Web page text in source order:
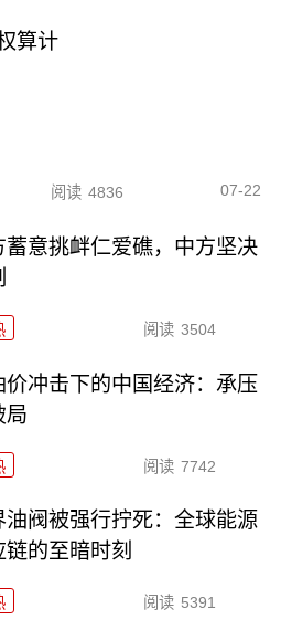
算计
阅读 4836 07-22
蓄意挑衅仁爱礁，中方坚决
阅读 3504
价冲击下的中国经济：承压
局
阅读 7742
油阀被强行拧死：全球能源
链的至暗时刻
阅读 5391